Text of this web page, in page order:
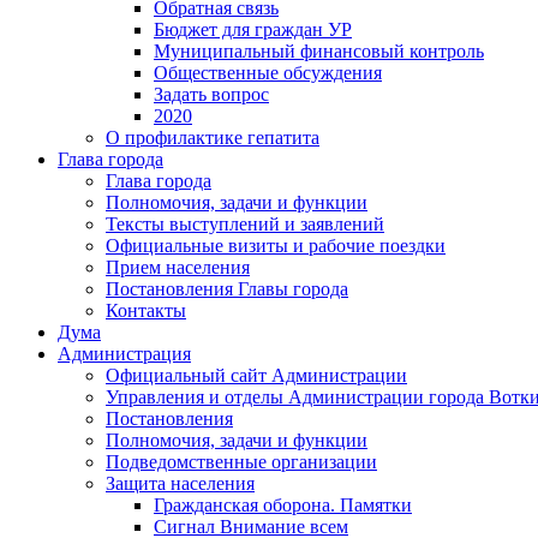
Обратная связь
Бюджет для граждан УР
Муниципальный финансовый контроль
Общественные обсуждения
Задать вопрос
2020
О профилактике гепатита
Глава города
Глава города
Полномочия, задачи и функции
Тексты выступлений и заявлений
Официальные визиты и рабочие поездки
Прием населения
Постановления Главы города
Контакты
Дума
Администрация
Официальный сайт Администрации
Управления и отделы Администрации города
Постановления
Полномочия, задачи и функции
Подведомственные организации
Защита населения
Гражданская оборона. Памятки
Сигнал Внимание всем